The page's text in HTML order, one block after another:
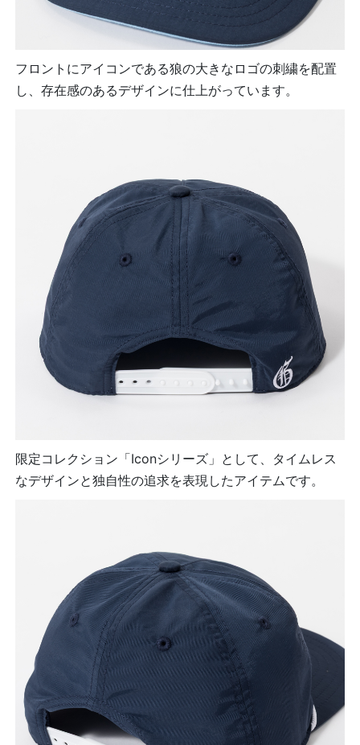
フロントにアイコンである狼の大きなロゴの刺繍を配置
し、存在感のあるデザインに仕上がっています。
限定コレクション「Iconシリーズ」として、タイムレス
なデザインと独自性の追求を表現したアイテムです。